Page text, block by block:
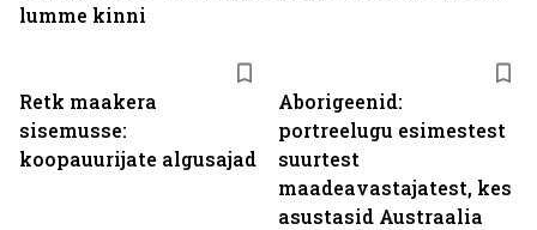
Retk maakera
sisemusse:
koopauurijate algusajad
Aborigeenid:
portreelugu esimestest
suurtest
maadeavastajatest, kes
asustasid Austraalia
lumme kinni